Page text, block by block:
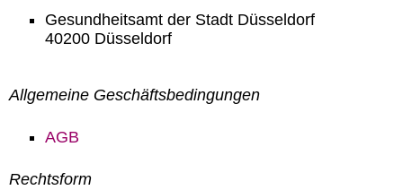
Gesundheitsamt der Stadt Düsseldorf
40200 Düsseldorf
Allgemeine Geschäftsbedingungen
AGB
Rechtsform